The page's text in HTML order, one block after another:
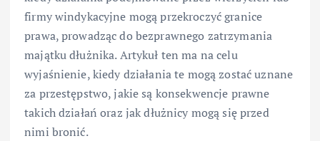
firmy windykacyjne mogą przekroczyć granice
prawa, prowadząc do bezprawnego zatrzymania
majątku dłużnika. Artykuł ten ma na celu
wyjaśnienie, kiedy działania te mogą zostać uznane
za przestępstwo, jakie są konsekwencje prawne
takich działań oraz jak dłużnicy mogą się przed
nimi bronić.